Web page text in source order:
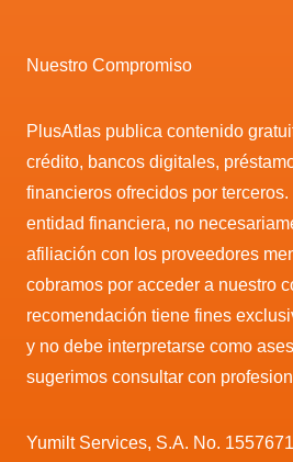
Nuestro Compromiso
PlusAtlas publica contenido
crédito, bancos digitales,
financieros ofrecidos por
entidad financiera, no
afiliación con los proveedores
cobramos por acceder a nuestro
recomendación tiene fines
y no debe interpretarse como
sugerimos consultar con
Yumilt Services, S.A. No.